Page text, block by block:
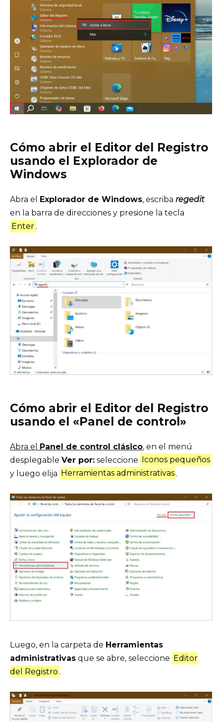
Cómo abrir el Editor del Registro
usando el Explorador de
Windows
Abra el Explorador de Windows, escriba regedit
en la barra de direcciones y presione la tecla
Enter .
Cómo abrir el Editor del Registro
usando el «Panel de control»
Abra el Panel de control clásico, en el menú
desplegable Ver por: seleccione
Iconos pequeños
y luego elija Herramientas administrativas .
Luego, en la carpeta de Herramientas
administrativas que se abre, seleccione Editor
del Registro .